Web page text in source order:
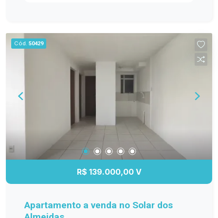
dormitório principal, proporcionando mais
organização e elegância. O banheiro possui box
de vidro, e o quarto principal conta com ar-
condicionado, garantindo maior conforto em
perfeita para reunir a família e os amigos, além
vidro, agregando ainda mais conforto e
valorização ao imóvel. Se você procura um
apartamento moderno, bem equipado e pronto
para receber sua família, esta é a oportunidade
ideal! Entre em contato e agende sua visita!
Cód. 50429
R$ 139.000,00 V
Apartamento a venda no Solar dos